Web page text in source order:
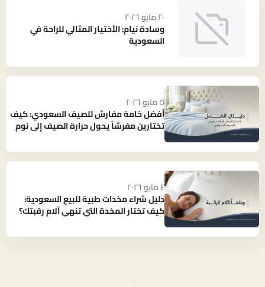
٢٠ مايو ٢٠٢٦
وسادة نيام: الأختيار المثالي للراحة في
السعودية
٥ مايو ٢٠٢٦
أفضل خامة مفارش للصيف السعودي: كيف
تختارين مفرشاً يحول حرارة الصيف إلى نوم
٤ مايو ٢٠٢٦
دليل شراء مخدات طبية للبيع السعودية:
كيف تختار المخدة التي تنهي آلام رقبتك؟